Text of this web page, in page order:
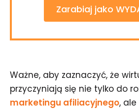
Zarabiaj jako
Ważne, aby zaznaczyć, że
przyczyniają się nie tylko do
marketingu afiliacyjnego,